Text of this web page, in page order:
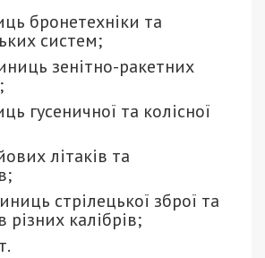
бронетехніки та
систем;
зенітно-ракетних
гусеничної та колісної
літаків та
стрілецької зброї та
різних калібрів;